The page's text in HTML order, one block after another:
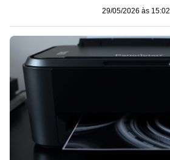
29/05/2026 às 15:02